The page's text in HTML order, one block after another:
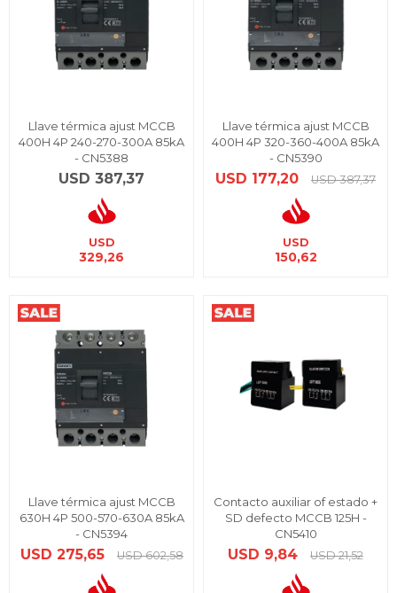
Llave térmica ajust MCCB
400H 4P 240-270-300A 85kA
- CN5388
USD 387,37
USD
329,26
Llave térmica ajust MCCB
400H 4P 320-360-400A 85kA
- CN5390
USD 177,20 USD 387,37
USD
150,62
Llave térmica ajust MCCB
630H 4P 500-570-630A 85kA
- CN5394
USD 275,65 USD 602,58
Contacto auxiliar of estado +
SD defecto MCCB 125H -
CN5410
USD 9,84 USD 21,52